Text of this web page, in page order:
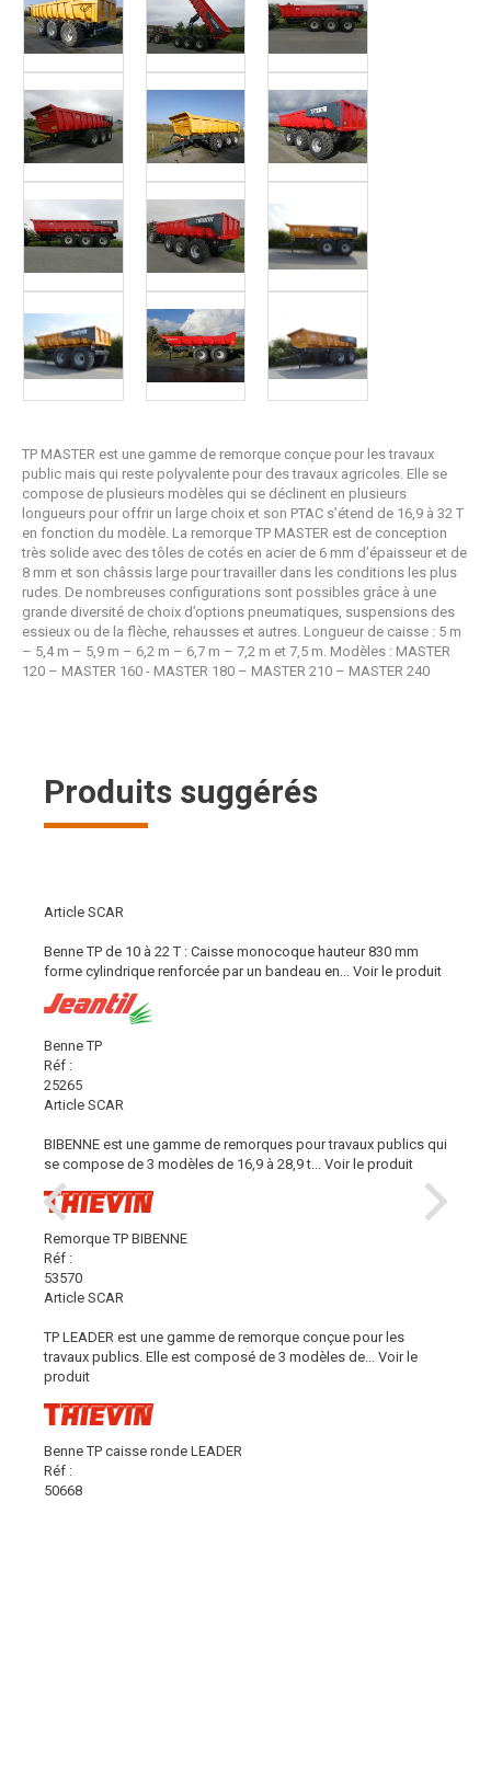
TP MASTER est une gamme de remorque conçue pour les travaux
public mais qui reste polyvalente pour des travaux agricoles. Elle se
compose de plusieurs modèles qui se déclinent en plusieurs
longueurs pour offrir un large choix et son PTAC s’étend de 16,9 à 32 T
en fonction du modèle. La remorque TP MASTER est de conception
très solide avec des tôles de cotés en acier de 6 mm d’épaisseur et de
8 mm et son châssis large pour travailler dans les conditions les plus
rudes. De nombreuses configurations sont possibles grâce à une
grande diversité de choix d’options pneumatiques, suspensions des
essieux ou de la flèche, rehausses et autres. Longueur de caisse : 5 m
– 5,4 m – 5,9 m – 6,2 m – 6,7 m – 7,2 m et 7,5 m. Modèles : MASTER
120 – MASTER 160 - MASTER 180 – MASTER 210 – MASTER 240
Produits suggérés
Article SCAR
Benne TP de 10 à 22 T : Caisse monocoque hauteur 830 mm
forme cylindrique renforcée par un bandeau en...
Voir le produit
Benne TP
Réf :
25265
Article SCAR
BIBENNE est une gamme de remorques pour travaux publics qui
se compose de 3 modèles de 16,9 à 28,9 t...
Voir le produit
Remorque TP BIBENNE
Réf :
53570
Article SCAR
TP LEADER est une gamme de remorque conçue pour les
travaux publics. Elle est composé de 3 modèles de...
Voir le
produit
Benne TP caisse ronde LEADER
Réf :
50668